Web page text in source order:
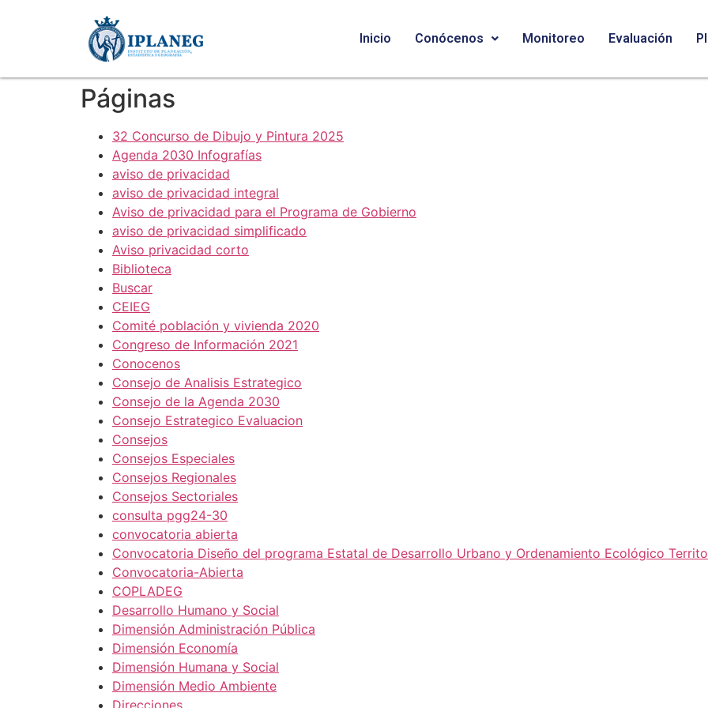
Inicio Conócenos Monitoreo Evaluación
Páginas
32 Concurso de Dibujo y Pintura 2025
Agenda 2030 Infografías
aviso de privacidad
aviso de privacidad integral
Aviso de privacidad para el Programa de Gobierno
aviso de privacidad simplificado
Aviso privacidad corto
Biblioteca
Buscar
CEIEG
Comité población y vivienda 2020
Congreso de Información 2021
Conocenos
Consejo de Analisis Estrategico
Consejo de la Agenda 2030
Consejo Estrategico Evaluacion
Consejos
Consejos Especiales
Consejos Regionales
Consejos Sectoriales
consulta pgg24-30
convocatoria abierta
Convocatoria Diseño del programa Estatal de Desarrollo Urbano y Ordenamiento Ecológico
Convocatoria-Abierta
COPLADEG
Desarrollo Humano y Social
Dimensión Administración Pública
Dimensión Economía
Dimensión Humana y Social
Dimensión Medio Ambiente